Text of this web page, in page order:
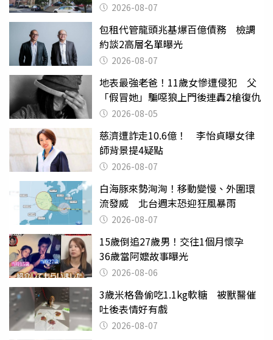
2026-08-07
包租代管龍頭兆基爆百億債務 檢調
約談2高層名單曝光
2026-08-07
地表最強老爸！11歲女慘遭侵犯 父
「假冒她」騙噁狼上門後連轟2槍復仇
2026-08-05
慈濟遭詐走10.6億！ 李怡貞曝女律
師背景提4疑點
2026-08-07
白海豚來勢洶洶！移動變慢、外圍環
流發威 北台週末恐迎狂風暴雨
2026-08-07
15歲倒追27歲男！交往1個月懷孕
36歲當阿嬤故事曝光
2026-08-06
3歲米格魯偷吃1.1kg軟糖 被獸醫催
吐後表情好有戲
2026-08-07